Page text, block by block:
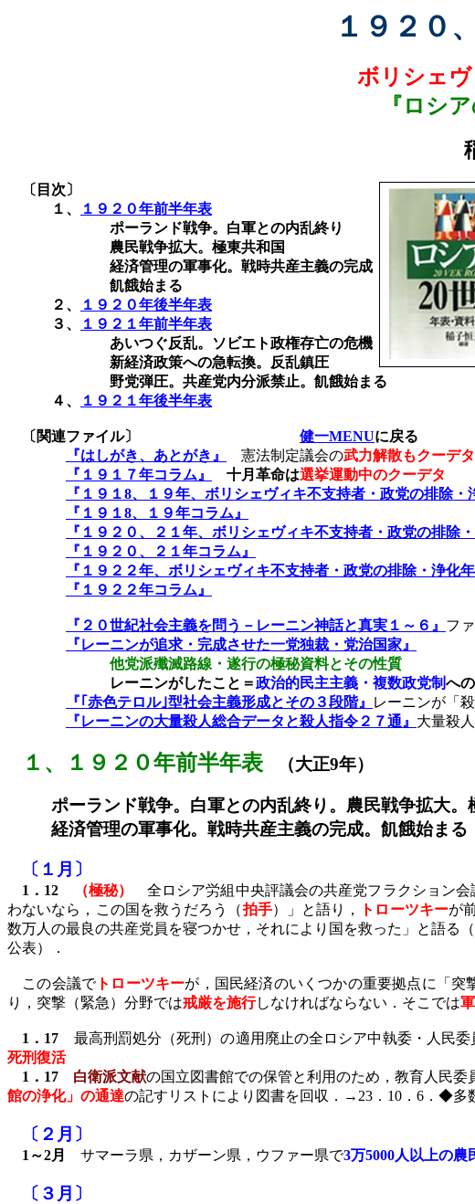
１９２０
ボリシェ
『ロシ
〔目次〕
１、
１９２０年前半年表
ポーランド戦争。白軍との内乱終り
農民戦争拡大。極東共和国
経済管理の軍事化。戦時共産主義の完成
飢餓始まる
２、
１９２０年後半年表
３、
１９２１年前半年表
あいつぐ反乱。ソビエト政権存亡の危機
新経済政策への急転換。反乱鎮圧
野党弾圧。共産党内分派禁止。飢餓始まる
４、
１９２１年後半年表
〔関連ファイル〕 健一MENUに戻る
『はしがき、あとがき』
憲法制定議会の武力解散もクーデタ
『１９１７年コラム』
十月革命は選挙運動中のクーデタ
『１９１8、１９年、ボリシェヴィキ不支持者・政党の排除・
『１９１8、１９年コラム』
『１９２０、２１年、ボリシェヴィキ不支持者・政党の排除・
『１９２０、２１年コラム』
『１９２２年、ボリシェヴィキ不支持者・政党の排除・浄化年
『１９２２年コラム』
『２０世紀社会主義を問う－レーニン神話と真実１～６』 フ
『レーニンが追求・完成させた一党独裁・党治国家』
他党派殲滅路線・遂行の極秘資料とその性質
レーニンがしたこと＝政治的民主主義・複数政党制への
『｢赤色テロル｣型社会主義形成とその３段階』
レーニンが 「
『レーニンの大量殺人総合データと殺人指令２７通』 大量殺
１、 １９２０年前半年表 （大正9年）
ポーランド戦争。白軍との内乱終り。農民戦争拡大。
経済管理の軍事化。戦時共産主義の完成。飢餓始まる
〔１月〕
1 ． 12 （極秘） 全ロシア労組中央評議会の共産党フラクション
わないなら，この国を救うだろう（拍手）」と語り， トローツキーが
数万人の最良の共産党員を寝つかせ，それにより国を救った」と語る
公表）．
この会議でトローツキーが，国民経済のいくつかの重要拠点に「
り，突撃（緊急）分野では戒厳を施行しなければならない．そこでは
1 ． 17 最高刑罰処分（死刑）の適用廃止の全ロシア中執委・人民委
死刑復活
1 ． 17 白衛派文献の国立図書館での保管と利用のため，教育人民委
館の浄化」の通達の記すリストにより図書を回収．→ 23 ． 10 ． 6 ．◆多
〔２月〕
1 ～2月 サマーラ県，カザーン県，ウファー県で3万5000人以上の農
〔３月〕